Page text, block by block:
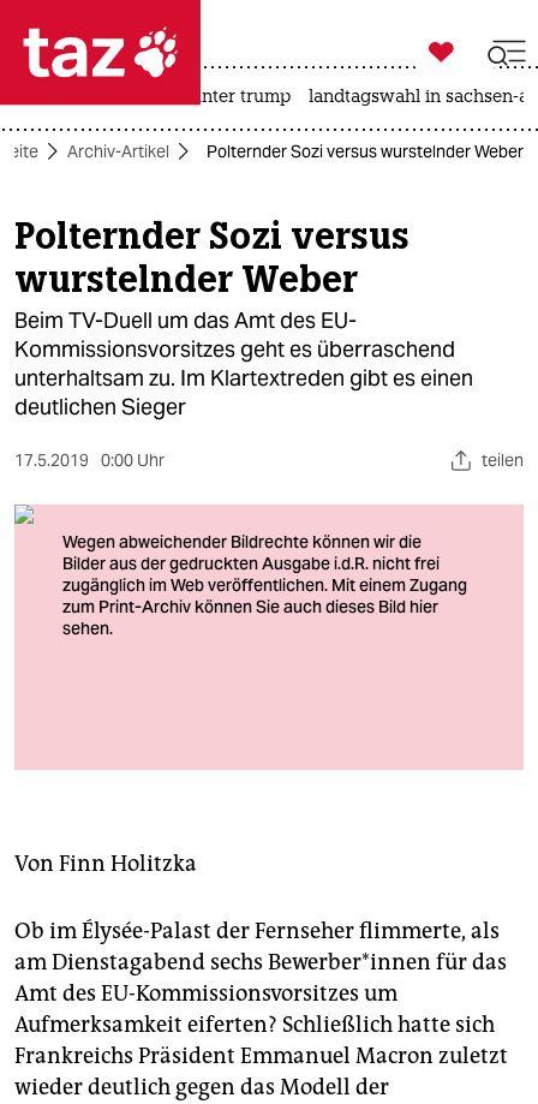
 taz zahl ich
taz zahl ich
themen
politik
öko
gesellschaft
berlin
nord
unterstützen
abo
genossenschaft
epaper login

taz zahl ich
usa unter trump landtagswahl in sachsen-
Archiv-Artikel Polternder Sozi versus wurstelnder Weber
Polternder Sozi versus
wurstelnder Weber
Beim TV-Duell um das Amt des EU-
Kommissionsvorsitzes geht es überraschend
unterhaltsam zu. Im Klartextreden gibt es einen
deutlichen Sieger
17.5.2019 0:00 Uhr teilen
Von Finn Holitzka
Ob im Élysée-Palast der Fernseher flimmerte, als
am Dienstagabend sechs Bewerber*innen für das
Amt des EU-Kommissionsvorsitzes um
Aufmerksamkeit eiferten? Schließlich hatte sich
Frankreichs Präsident Emmanuel Macron zuletzt
wieder deutlich gegen das Modell der